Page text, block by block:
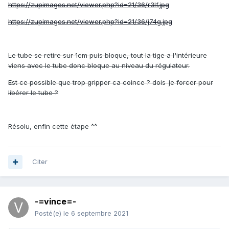
https://zupimages.net/viewer.php?id=21/36/r3lf.jpg
https://zupimages.net/viewer.php?id=21/36/j74g.jpg
Le tube se retire sur 1cm puis bloque, tout la tige a l'intérieure
viens avec le tube donc bloque au niveau du régulateur.
Est ce possible que trop gripper ca coince ? dois-je forcer pour
libérer le tube ?
Résolu, enfin cette étape ^^
Citer
-=vince=-
Posté(e) le 6 septembre 2021